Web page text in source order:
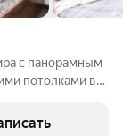
с панорамным
потолками в
рады